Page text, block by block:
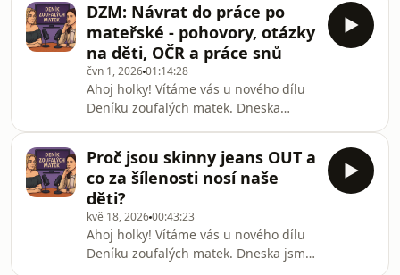
díl je čistá oddechovka, ve které jsme
pro vás posbíraly ty nejlepší filmové a
seriálové tipy! 🍿✨Bavíme se o tom, co
je pro nás naprosté ”must-see“, u
čeho dokážeme totálně vypnout hlavu
a na jakých bizarních reality show
aktuálně ulítáváme. Od srdcovek,
které
DZM: Návrat do práce po
mateřské - pohovory, otázky
na děti, OČR a práce snů
čvn 1, 202601:14:28
Ahoj holky! Vítáme vás u nového dílu
Deníku zoufalých matek. Dneska
dlouho dopředu – NÁVRAT DO PRÁCE
PO MATEŘSKÉ DOVOLENÉ! 💼
Pamatujete si na ten pocit, když jste
po letech izolace mezi říkankami a
pískovištěm poprvé vkročily do
korporátu nebo na pohovor? Byl to pro
Proč jsou skinny jeans OUT a
co za šílenosti nosí naše
děti?
kvě 18, 202600:43:23
Ahoj holky! Vítáme vás u nového dílu
Deníku zoufalých matek. Dneska jsme